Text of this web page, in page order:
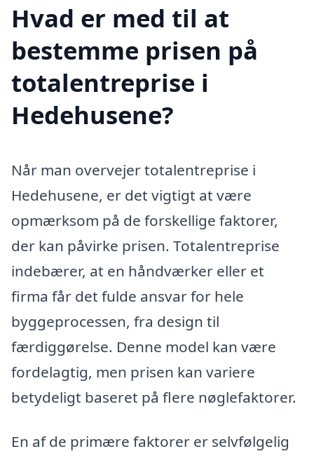
Hvad er med til at
bestemme prisen på
totalentreprise i
Hedehusene?
Når man overvejer totalentreprise i
Hedehusene, er det vigtigt at være
opmærksom på de forskellige faktorer,
der kan påvirke prisen. Totalentreprise
indebærer, at en håndværker eller et
firma får det fulde ansvar for hele
byggeprocessen, fra design til
færdiggørelse. Denne model kan være
fordelagtig, men prisen kan variere
betydeligt baseret på flere nøglefaktorer.
En af de primære faktorer er selvfølgelig